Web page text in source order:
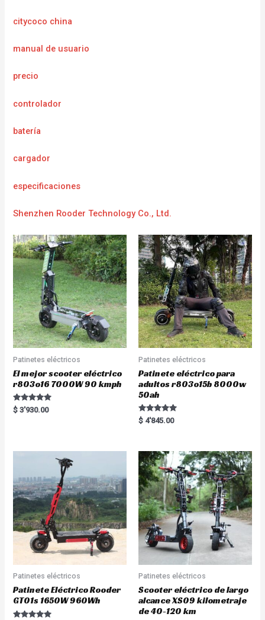
citycoco china
manual de usuario
precio
controlador
batería
cargador
especificaciones
Shenzhen Rooder Technology Co., Ltd.
Patinetes eléctricos
El mejor scooter eléctrico
r803o16 7000W 90 kmph
Rated
5.00
$ 3'930.00
Patinetes eléctricos
Patinete eléctrico para
adultos r803o15b 8000w
50ah
Rated
5.00
$ 4'845.00
Patinetes eléctricos
Patinete Eléctrico Rooder
GT01s 1650W 960Wh
Patinetes eléctricos
Scooter eléctrico de largo
alcance XS09 kilometraje
de 40-120 km